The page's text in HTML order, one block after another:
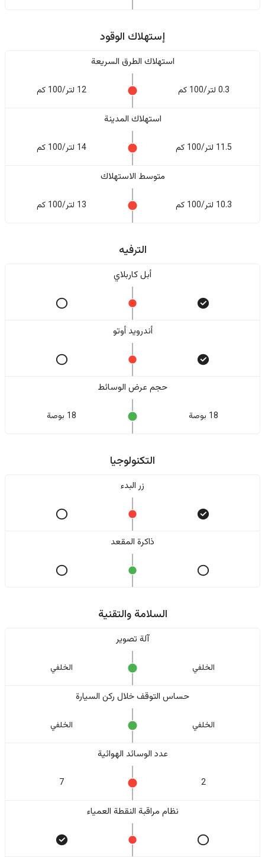
إستهلاك الوقود
استهلاك الطرق السريعة
0.3 لتر/100 كم 12 لتر/100 كم
استهلاك المدينة
11.5 لتر/100 كم 14 لتر/100 كم
متوسط الاستهلاك
10.3 لتر/100 كم 13 لتر/100 كم
الترفيه
أبل كاربلاي
أندرويد أوتو
حجم عرض الوسائط
18 بوصة 18 بوصة
التكنولوجيا
زر البدء
ذاكرة المقعد
السلامة والتقنية
آلة تصوير
الخلفي الخلفي
حساس التوقف خلال ركن السيارة
الخلفي الخلفي
عدد الوسائد الهوائية
2
7
نظام مراقبة النقطة العمياء